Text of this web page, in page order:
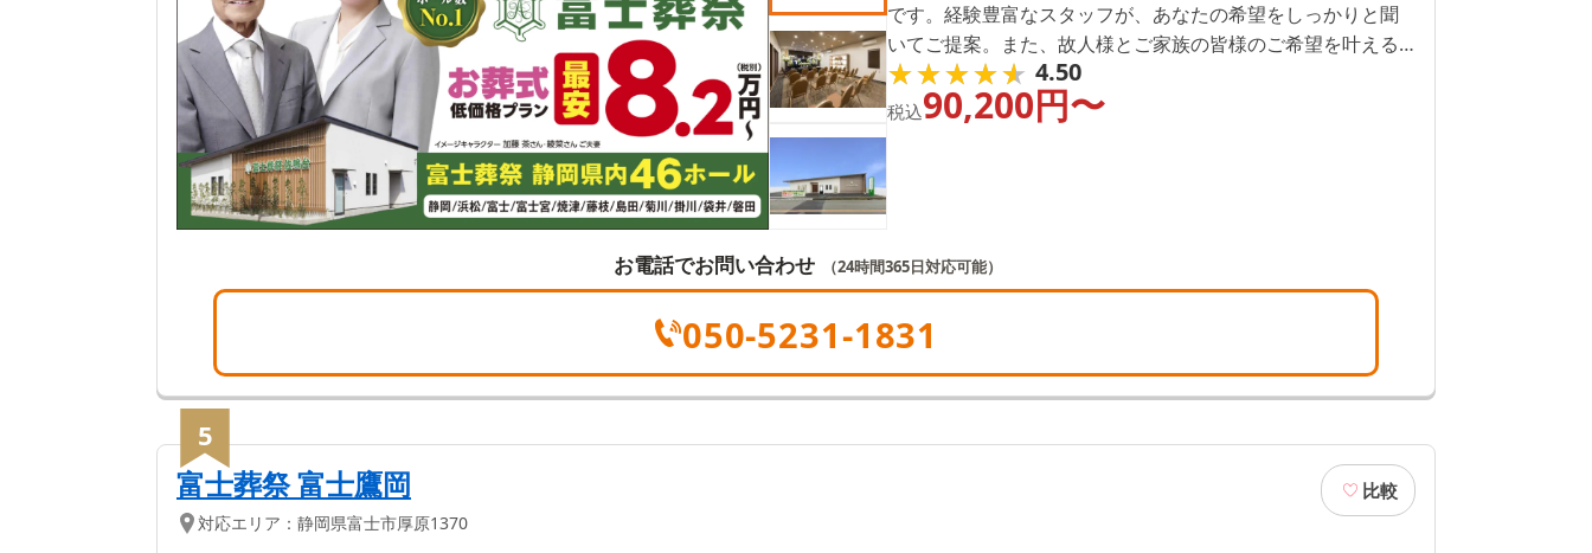
です。経験豊富なスタッフが、あなたの希望をしっかりと聞
いてご提案。また、故人様とご家族の皆様のご希望を叶える
多彩なプランをご用意しています。富士市での葬儀をご検討
中の方は、まずお問合せください。
★★★★★
★★★★★ 4.50
税込90,200円〜
お電話でお問い合わせ （24時間365日対応可能）
050-5231-1831
5
富士葬祭 富士鷹岡
対応エリア： 静岡県富士市厚原1370
比較